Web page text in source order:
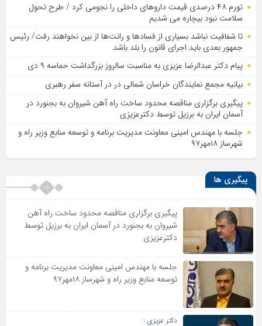
تورم ۴۸ درصدی قیمت داروهای داخلی را نجومی کرد / طرح تحول
سلامت نبود بیچاره می شدیم
تا شفافیت نباشد بسیاری از فساد‌ها و رانت‌ها از بین نخواهند رفت/ رئیس
جمهور بعدی باید اجرای قانون را بلد باشد
پیام دکتر عبدالرضا عزیزی به مناسبت سالروز بزرگداشت حماسه ۹ دی
بیانیه مجمع نمایندگان خراسان شمالی در در آستانه سفر رهبری
پیگیری برگزاری مناقصه محدود ساخت راه آهن شیروان به بجنورد در
آسمان ایران به برزیل توسط دکترعزیزی
جلسه با مهندس امینی معاونت مدیریت برنامه و توسعه منابع وزیر راه و
شهرساز ۱۸مهر۹۷
پیگیری ها
پیگیری برگزاری مناقصه محدود ساخت راه آهن
شیروان به بجنورد در آسمان ایران به برزیل توسط
دکترعزیزی
جلسه با مهندس امینی معاونت مدیریت برنامه و
توسعه منابع وزیر راه و شهرساز ۱۸مهر۹۷
دکتر عزیزی :